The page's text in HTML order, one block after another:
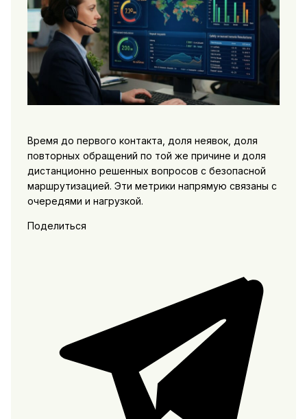
Время до первого контакта, доля неявок, доля
повторных обращений по той же причине и доля
дистанционно решенных вопросов с безопасной
маршрутизацией. Эти метрики напрямую связаны с
очередями и нагрузкой.
Поделиться